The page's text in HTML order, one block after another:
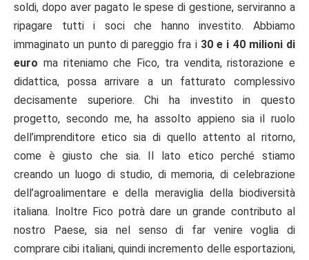
soldi, dopo aver pagato le spese di gestione, serviranno a
ripagare tutti i soci che hanno investito. Abbiamo
immaginato un punto di pareggio fra i 30 e i 40 milioni di
euro ma riteniamo che Fico, tra vendita, ristorazione e
didattica, possa arrivare a un fatturato complessivo
decisamente superiore. Chi ha investito in questo
progetto, secondo me, ha assolto appieno sia il ruolo
dell’imprenditore etico sia di quello attento al ritorno,
come è giusto che sia. Il lato etico perché stiamo
creando un luogo di studio, di memoria, di celebrazione
dell’agroalimentare e della meraviglia della biodiversità
italiana. Inoltre Fico potrà dare un grande contributo al
nostro Paese, sia nel senso di far venire voglia di
comprare cibi italiani, quindi incremento delle esportazioni,